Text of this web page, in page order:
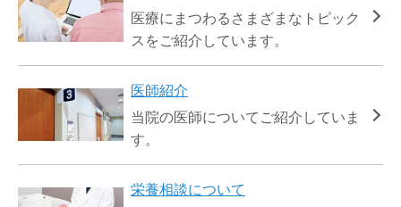
医療にまつわるさまざまなトピック
スをご紹介しています。
医師紹介
当院の医師についてご紹介していま
す。
栄養相談について